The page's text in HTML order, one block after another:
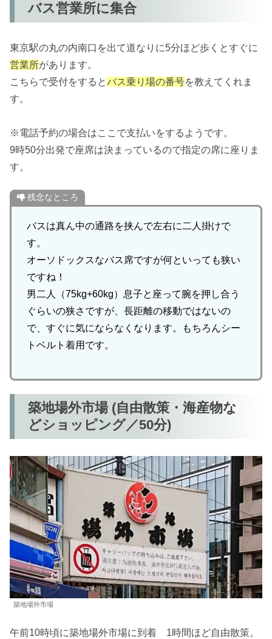
バス営業所に集合
東京駅の丸の内南口を出て道なりに5分ほど歩くとすぐに
営業所があります。
こちらで受付をするとバス乗り場の番号を教えてくれま
す。
※電話予約の場合はここで支払いをするようです。
9時50分出発で座席は決まっているので指定の席に座りま
す。
残念なところ
バスは真ん中の通路を挟んで左右に二人掛けで
す。
オーソドックスなバス席ですが何といっても狭い
ですね！
男二人（75kg+60kg）息子と座って腕を押し合う
ぐらいの狭さですが、長距離の移動ではないの
で、すぐに気にならなくなります。もちろんシー
トベルト着用です。
築地場外市場 (自由散策・海産物な
どショッピング／50分)
築地場外市場
午前10時頃に築地場外市場に到着 1時間ほど自由散策。